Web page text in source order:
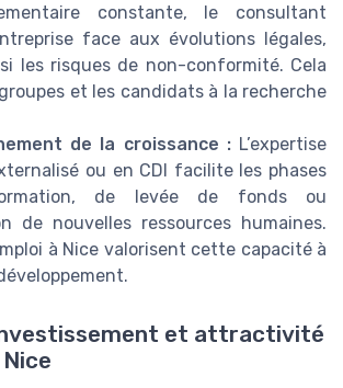
constante, le consultant
face aux évolutions légales,
les risques de non-conformité. Cela
et les candidats à la recherche
de la croissance :L’expertise
ou en CDI facilite les phases
de levée de fonds ou
de nouvelles ressources humaines.
à Nice valorisent cette capacité à
et attractivité